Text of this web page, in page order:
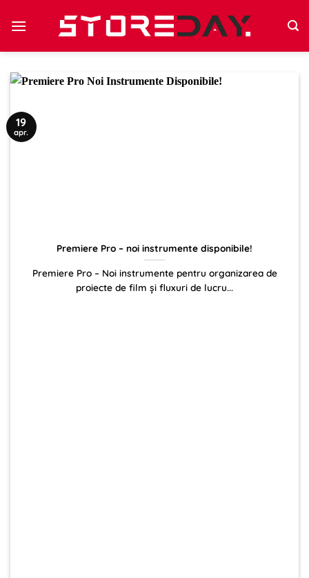
Premiere Pro – noi instrumente disponibile!
Premiere Pro – Noi instrumente pentru organizarea de
proiecte de film și fluxuri de lucru...
19
apr.